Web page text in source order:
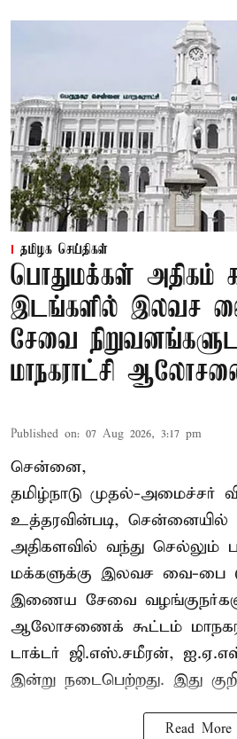
தமிழக செய்திகள்
பொதுமக்கள் அதிகம்
இடங்களில் இலவச
சேவை
மாநகராட்சி
Published on: 07 Aug 2026, 3:17 pm
சென்னை,
தமிழ்நாடு முதல்-அமைச்சர்
உத்தரவின்படி,
அதிகளவில் வந்து செல்லும்
மக்களுக்கு இலவச வை-பை
இணைய சேவை
ஆலோசணைக் கூட்டம்
டாக்டர் ஜி.எஸ்.சமீரன்,
இன்று நடைபெற்றது. இது
Read More